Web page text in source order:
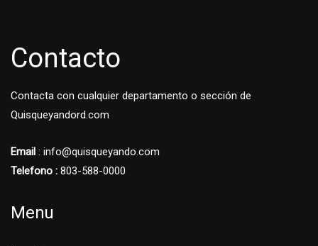
Contacto
Contacta con cualquier departamento o sección de
Quisqueyandord.com
Email : info@quisqueyando.com
Telefono : 803-588-0000
Menu